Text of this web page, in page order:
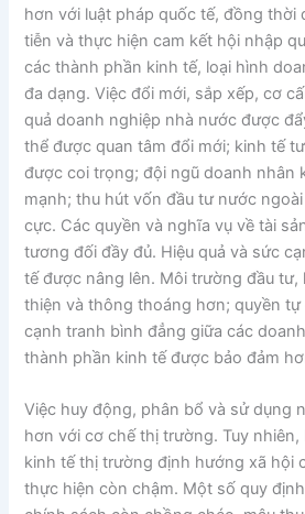
hơn với luật pháp quốc tế, đồng thời
tiễn và thực hiện cam kết hội nhập
các thành phần kinh tế, loại hình
đa dạng. Việc đổi mới, sắp xếp, cơ
quả doanh nghiệp nhà nước được
thể được quan tâm đổi mới; kinh tế
được coi trọng; đội ngũ doanh nhân
mạnh; thu hút vốn đầu tư nước
cực. Các quyền và nghĩa vụ về tài
tương đối đầy đủ. Hiệu quả và sức
tế được nâng lên. Môi trường đầu
thiện và thông thoáng hơn; quyền
cạnh tranh bình đẳng giữa các
thành phần kinh tế được bảo đảm
Việc huy động, phân bổ và sử dụng
hơn với cơ chế thị trường. Tuy
kinh tế thị trường định hướng xã hội
thực hiện còn chậm. Một số quy